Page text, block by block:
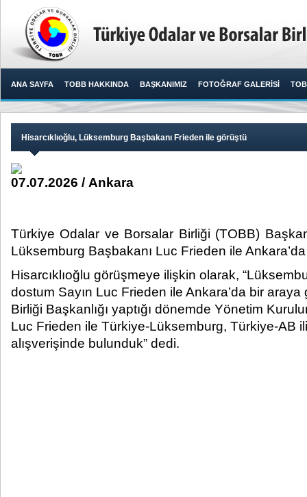
ANA SAYFA TOBB HAKKINDA BAŞKANIMIZ FOTOĞRAF GALERİSİ
Hisarcıklıoğlu, Lüksemburg Başbakanı Frieden ile görüştü
07.07.2026 / Ankara
Türkiye Odalar ve Borsalar Birliği (TOBB)
Lüksemburg Başbakanı Luc Frieden ile
Hisarcıklıoğlu görüşmeye ilişkin olarak,
dostum Sayın Luc Frieden ile Ankara’da bir
Birliği Başkanlığı yaptığı dönemde Yönetim
Luc Frieden ile Türkiye-Lüksemburg, Türkiye-AB
alışverişinde bulunduk” dedi.